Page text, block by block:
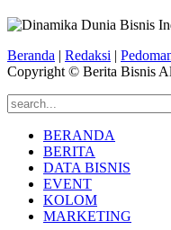
Beranda | Redaksi |
Copyright © Berita Bisnis
BERANDA
BERITA
DATA BISNIS
EVENT
KOLOM
MARKETING